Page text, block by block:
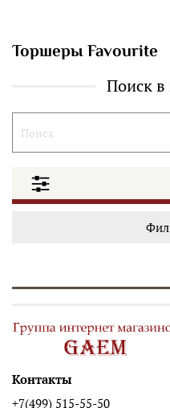
Торшеры Favourite
Поиск в
Контакты
+7(499) 515-55-50